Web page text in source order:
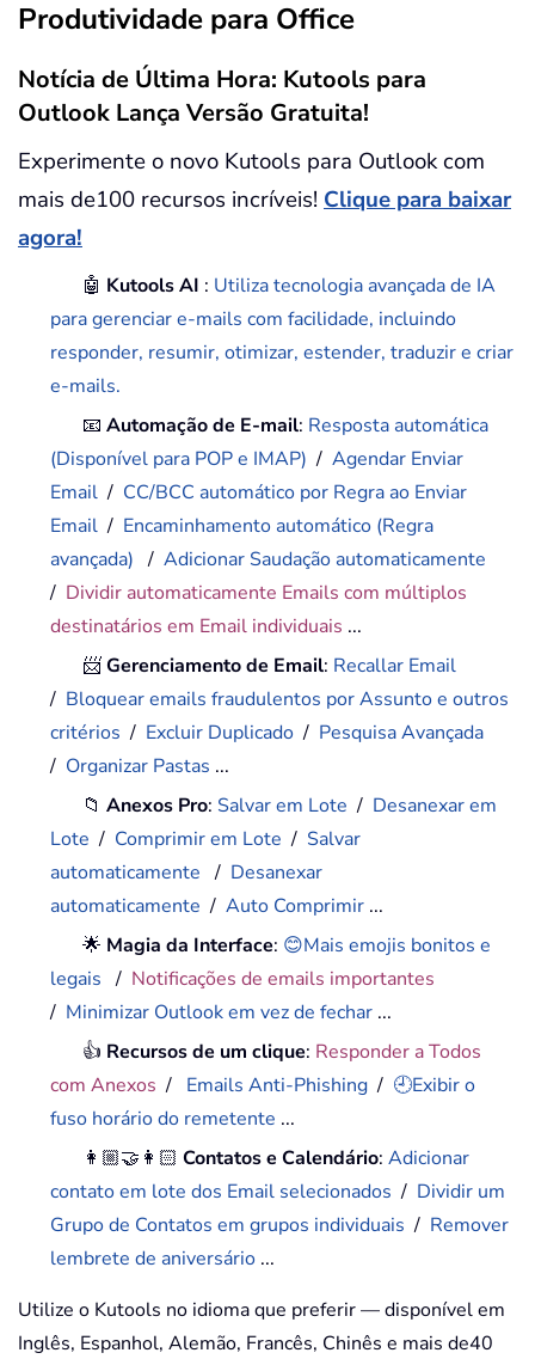
Produtividade para Office
Notícia de Última Hora: Kutools para
Outlook Lança Versão Gratuita!
Experimente o novo Kutools para Outlook com
mais de100 recursos incríveis! Clique para baixar
agora!
🤖 Kutools AI : Utiliza tecnologia avançada de IA
para gerenciar e-mails com facilidade, incluindo
responder, resumir, otimizar, estender, traduzir e criar
e-mails.
📧Automação de E-mail: Resposta automática
(Disponível para POP e IMAP) /Agendar Enviar
Email / CC/BCC automático por Regra ao Enviar
Email / Encaminhamento automático (Regra
avançada) /Adicionar Saudação automaticamente
/ Dividir automaticamente Emails com múltiplos
destinatários em Email individuais ...
📨Gerenciamento de Email: Recallar Email
/ Bloquear emails fraudulentos por Assunto e outros
critérios / Excluir Duplicado / Pesquisa Avançada
/ Organizar Pastas ...
📁Anexos Pro: Salvar em Lote / Desanexar em
Lote / Comprimir em Lote / Salvar
automaticamente / Desanexar
automaticamente /Auto Comprimir ...
🌟 Magia da Interface: 😊Mais emojis bonitos e
legais / Notificações de emails importantes
/ Minimizar Outlook em vez de fechar ...
👍 Recursos de um clique: Responder a Todos
com Anexos / Emails Anti-Phishing / 🕘Exibir o
fuso horário do remetente ...
👩🏼‍🤝‍👩🏻Contatos e Calendário:Adicionar
contato em lote dos Email selecionados / Dividir um
Grupo de Contatos em grupos individuais / Remover
lembrete de aniversário ...
Utilize o Kutools no idioma que preferir — disponível em
Inglês, Espanhol, Alemão, Francês, Chinês e mais de40